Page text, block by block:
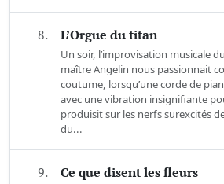
8. L’Orgue du titan
Un soir, l’improvisation musicale
maître Angelin nous passionnait
coutume, lorsqu’une corde de
avec une vibration insignifiante
produisit sur les nerfs surexcités de
du...
9. Ce que disent les fleurs